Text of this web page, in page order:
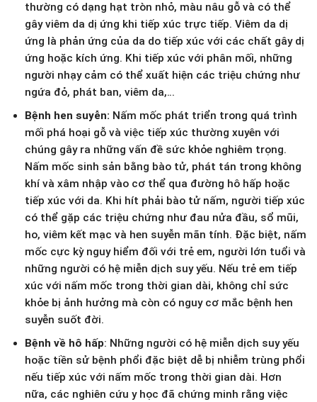
thường có dạng hạt tròn nhỏ, màu nâu gỗ và có thể
gây viêm da dị ứng khi tiếp xúc trực tiếp. Viêm da dị
ứng là phản ứng của da do tiếp xúc với các chất gây dị
ứng hoặc kích ứng. Khi tiếp xúc với phân mối, những
người nhạy cảm có thể xuất hiện các triệu chứng như
ngứa đỏ, phát ban, viêm da,…
Bệnh hen suyễn: Nấm mốc phát triển trong quá trình
mối phá hoại gỗ và việc tiếp xúc thường xuyên với
chúng gây ra những vấn đề sức khỏe nghiêm trọng.
Nấm mốc sinh sản bằng bào tử, phát tán trong không
khí và xâm nhập vào cơ thể qua đường hô hấp hoặc
tiếp xúc với da. Khi hít phải bào tử nấm, người tiếp xúc
có thể gặp các triệu chứng như đau nửa đầu, sổ mũi,
ho, viêm kết mạc và hen suyễn mãn tính. Đặc biệt, nấm
mốc cực kỳ nguy hiểm đối với trẻ em, người lớn tuổi và
những người có hệ miễn dịch suy yếu. Nếu trẻ em tiếp
xúc với nấm mốc trong thời gian dài, không chỉ sức
khỏe bị ảnh hưởng mà còn có nguy cơ mắc bệnh hen
suyễn suốt đời.
Bệnh về hô hấp: Những người có hệ miễn dịch suy yếu
hoặc tiền sử bệnh phổi đặc biệt dễ bị nhiễm trùng phổi
nếu tiếp xúc với nấm mốc trong thời gian dài. Hơn
nữa, các nghiên cứu y học đã chứng minh rằng việc